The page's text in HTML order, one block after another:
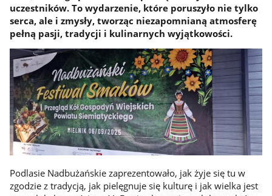
uczestników. To wydarzenie, które poruszyło nie tylko
serca, ale i zmysły, tworząc niezapomnianą atmosferę
pełną pasji, tradycji i kulinarnych wyjątkowości.
Podlasie Nadbużańskie zaprezentowało, jak żyje się tu w
zgodzie z tradycją, jak pielęgnuje się kulturę i jak wielka jest